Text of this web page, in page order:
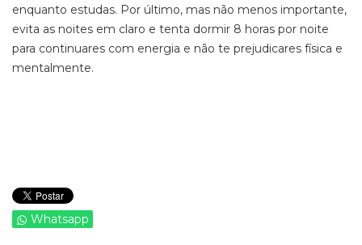
enquanto estudas. Por último, mas não menos importante,
evita as noites em claro e tenta dormir 8 horas por noite
para continuares com energia e não te prejudicares física e
mentalmente.
Whatsapp